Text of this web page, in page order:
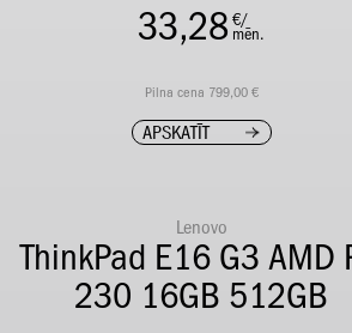
33,28 €/
mēn.
Pilna cena 799,00 €
APSKATĪT
Lenovo
ThinkPad E16 G3 AMD
230 16GB 512GB